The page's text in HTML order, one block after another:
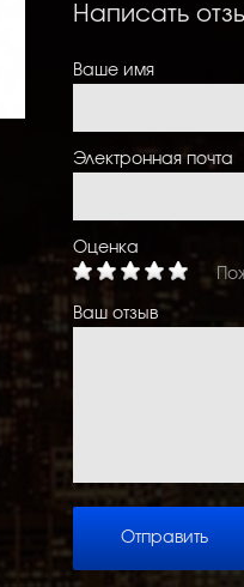
Написать
Ваше имя
Электронная почта
Оценка
Ваш отзыв